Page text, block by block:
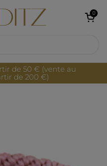
Ouvrir le
0
de 50 € (vente au
de 200 €)